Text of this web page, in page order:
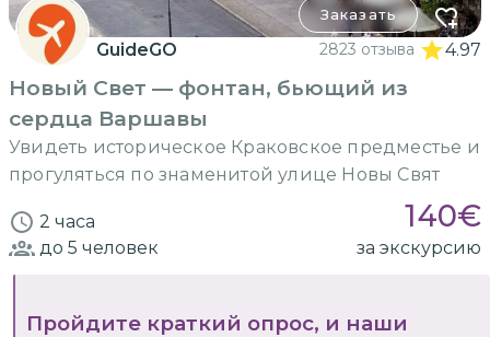
Заказать
GuideGO 2823 отзыва 4.97
Новый Свет — фонтан, бьющий из
сердца Варшавы
Увидеть историческое Краковское предместье и
прогуляться по знаменитой улице Новы Свят
2 часа 140€
до 5 человек за экскурсию
Пройдите краткий опрос, и наши